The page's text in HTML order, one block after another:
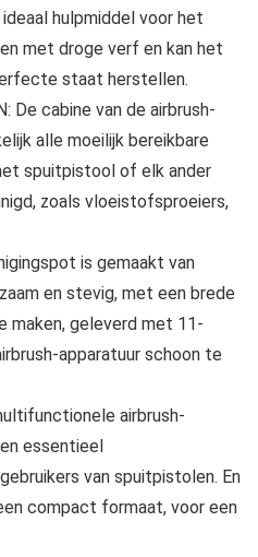
hulpmiddel voor het
met droge verf en kan het
staat herstellen.
De cabine van de airbrush-
alle moeilijk bereikbare
spuitpistool of elk ander
zoals vloeistofsproeiers,
is gemaakt van
en stevig, met een brede
maken, geleverd met 11-
apparatuur schoon te
airbrush-
essentieel
van spuitpistolen. En
compact formaat, voor een